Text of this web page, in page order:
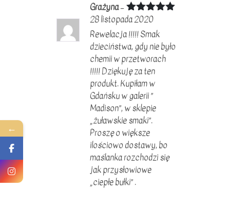
Oceniono
na 5
Grażyna–
28 listopada 2020
Rewelacja !!!!! Smak
dzieciństwa, gdy nie było
chemii w przetworach
!!!!! Dziękuję za ten
produkt. Kupiłam w
Gdańsku w galerii ”
Madison”, w sklepie
„żuławskie smaki”.
Proszę o większe
ilościowo dostawy, bo
maślanka rozchodzi się
jak przysłowiowe
„ciepłe bułki” .
←